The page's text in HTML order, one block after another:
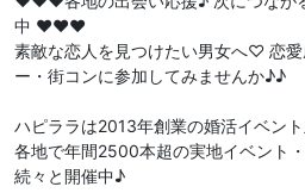
中 ♥♥♥
素敵な恋人を見つけたい男女へ♡ 恋
ー・街コンに参加してみませんか♪♪
ハピララは2013年創業の婚活イベント
各地で年間2500本超の実地イベント
続々と開催中♪